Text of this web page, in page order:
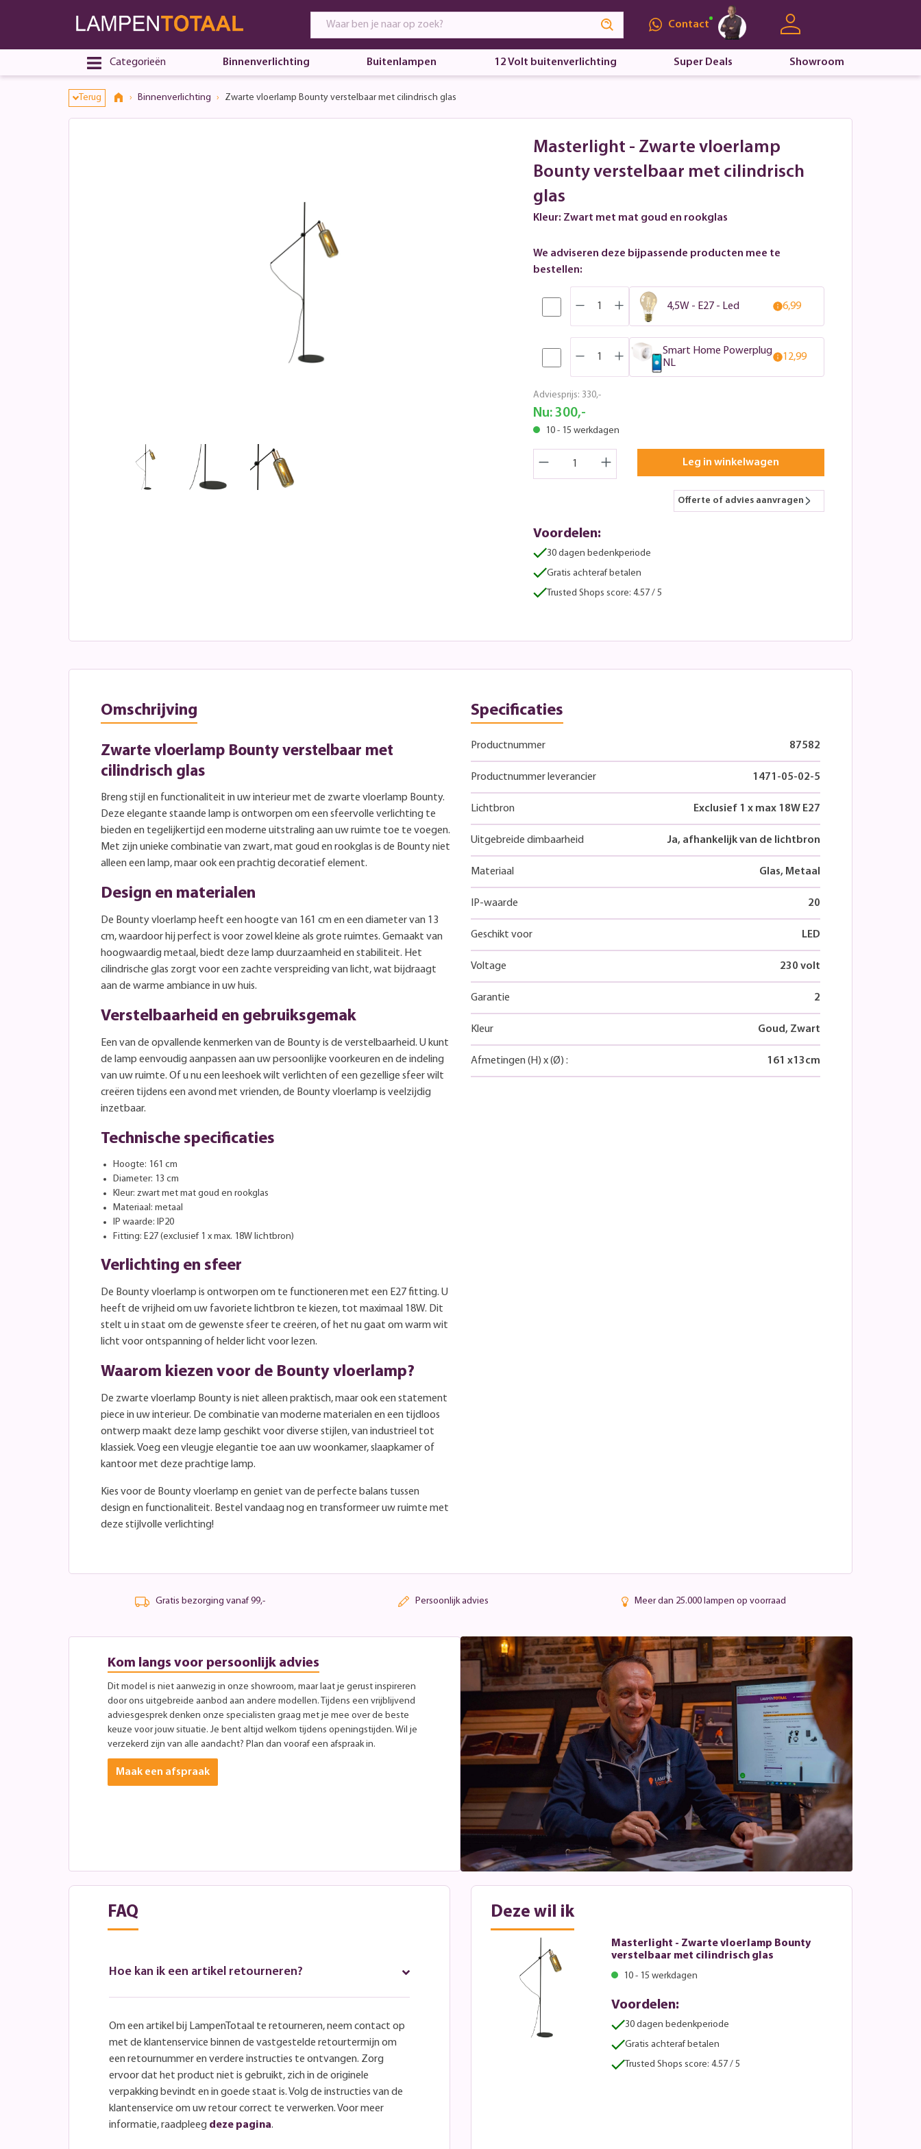
Contact
Categorieën Binnenverlichting Buitenlampen 12 Volt buitenverlichting Super Deals Showroom
Terug Binnenverlichting Zwarte vloerlamp Bounty verstelbaar met cilindrisch glas
Masterlight - Zwarte vloerlamp
Bounty verstelbaar met cilindrisch
glas
Kleur: Zwart met mat goud en rookglas
We adviseren deze bijpassende producten mee te
bestellen:
4,5W - E27 - Led 6,99
Smart Home Powerplug
NL
12,99
Adviesprijs: 330,-
Nu: 300,-
10 - 15 werkdagen
Leg in winkelwagen
Offerte of advies aanvragen
Voordelen:
30 dagen bedenkperiode
Gratis achteraf betalen
Trusted Shops score: 4.57 / 5
Omschrijving
Zwarte vloerlamp Bounty verstelbaar met
cilindrisch glas
Breng stijl en functionaliteit in uw interieur met de zwarte vloerlamp Bounty.
Deze elegante staande lamp is ontworpen om een sfeervolle verlichting te
bieden en tegelijkertijd een moderne uitstraling aan uw ruimte toe te voegen.
Met zijn unieke combinatie van zwart, mat goud en rookglas is de Bounty niet
alleen een lamp, maar ook een prachtig decoratief element.
Design en materialen
De Bounty vloerlamp heeft een hoogte van 161 cm en een diameter van 13
cm, waardoor hij perfect is voor zowel kleine als grote ruimtes. Gemaakt van
hoogwaardig metaal, biedt deze lamp duurzaamheid en stabiliteit. Het
cilindrische glas zorgt voor een zachte verspreiding van licht, wat bijdraagt
aan de warme ambiance in uw huis.
Verstelbaarheid en gebruiksgemak
Een van de opvallende kenmerken van de Bounty is de verstelbaarheid. U kunt
de lamp eenvoudig aanpassen aan uw persoonlijke voorkeuren en de indeling
van uw ruimte. Of u nu een leeshoek wilt verlichten of een gezellige sfeer wilt
creëren tijdens een avond met vrienden, de Bounty vloerlamp is veelzijdig
inzetbaar.
Technische specificaties
Hoogte: 161 cm
Diameter: 13 cm
Kleur: zwart met mat goud en rookglas
Materiaal: metaal
IP waarde: IP20
Fitting: E27 (exclusief 1 x max. 18W lichtbron)
Verlichting en sfeer
De Bounty vloerlamp is ontworpen om te functioneren met een E27 fitting. U
heeft de vrijheid om uw favoriete lichtbron te kiezen, tot maximaal 18W. Dit
stelt u in staat om de gewenste sfeer te creëren, of het nu gaat om warm wit
licht voor ontspanning of helder licht voor lezen.
Waarom kiezen voor de Bounty vloerlamp?
De zwarte vloerlamp Bounty is niet alleen praktisch, maar ook een statement
piece in uw interieur. De combinatie van moderne materialen en een tijdloos
ontwerp maakt deze lamp geschikt voor diverse stijlen, van industrieel tot
klassiek. Voeg een vleugje elegantie toe aan uw woonkamer, slaapkamer of
kantoor met deze prachtige lamp.
Kies voor de Bounty vloerlamp en geniet van de perfecte balans tussen
design en functionaliteit. Bestel vandaag nog en transformeer uw ruimte met
deze stijlvolle verlichting!
Specificaties
Productnummer 87582
Productnummer leverancier 1471-05-02-5
Lichtbron Exclusief 1 x max 18W E27
Uitgebreide dimbaarheid Ja, afhankelijk van de lichtbron
Materiaal Glas, Metaal
IP-waarde 20
Geschikt voor LED
Voltage 230 volt
Garantie 2
Kleur Goud, Zwart
Afmetingen (H) x(Ø) : 161 x13cm
Gratis bezorging vanaf 99,- Persoonlijk advies Meer dan 25.000 lampen op voorraad
Kom langs voor persoonlijk advies
Dit model is niet aanwezig in onze showroom, maar laat je gerust inspireren
door ons uitgebreide aanbod aan andere modellen. Tijdens een vrijblijvend
adviesgesprek denken onze specialisten graag met je mee over de beste
keuze voor jouw situatie. Je bent altijd welkom tijdens openingstijden. Wil je
verzekerd zijn van alle aandacht? Plan dan vooraf een afspraak in.
Maak een afspraak
FAQ
Hoe kan ik een artikel retourneren?
Om een artikel bij LampenTotaal te retourneren, neem contact op
met de klantenservice binnen de vastgestelde retourtermijn om
een retournummer en verdere instructies te ontvangen. Zorg
ervoor dat het product niet is gebruikt, zich in de originele
verpakking bevindt en in goede staat is. Volg de instructies van de
klantenservice om uw retour correct te verwerken. Voor meer
informatie, raadpleeg deze pagina.
Deze wil ik
Masterlight - Zwarte vloerlamp Bounty
verstelbaar met cilindrisch glas
10 - 15 werkdagen
Voordelen:
30 dagen bedenkperiode
Gratis achteraf betalen
Trusted Shops score: 4.57 / 5